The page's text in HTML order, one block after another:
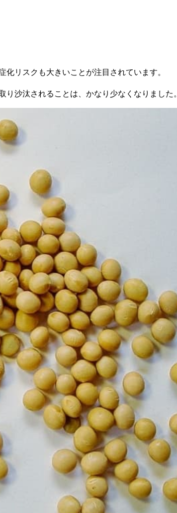
リスクも大きいことが注目されています。
沙汰されることは、かなり少なくなりました。